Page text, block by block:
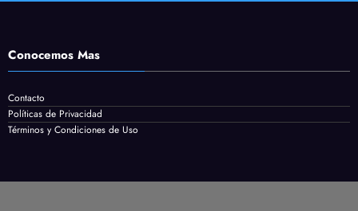
Conocemos Mas
Contacto
Políticas de Privacidad
Términos y Condiciones de Uso